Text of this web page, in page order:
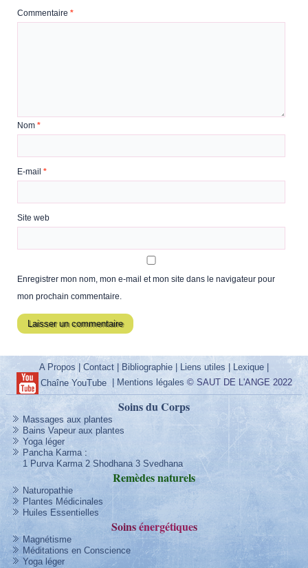
Commentaire*
Nom*
E-mail*
Site web
Enregistrer mon nom, mon e-mail et mon site dans le navigateur pour
mon prochain commentaire.
A Propos |Contact Bibliographie Liens utiles Lexique
Chaîne YouTube| Mentions légales © SAUT DE L'ANGE 2022
Soins du Corps
Massages aux plantes
Bains Vapeur aux plantes
Yoga léger
Pancha Karma:
1 Purva Karma 2 Shodhana 3 Svedhana
Remèdesnaturels
Naturopathie
Plantes Médicinales
Huiles Essentielles
Soinsénergétiques
Magnétisme
Méditations en Conscience
Yoga léger